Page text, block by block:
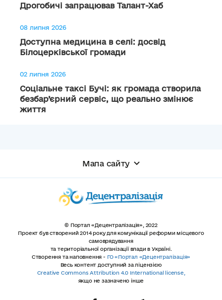
Дрогобичі запрацював Талант-Хаб
08 липня 2026
Доступна медицина в селі: досвід
Білоцерківської громади
02 липня 2026
Соціальне таксі Бучі: як громада створила
безбар’єрний сервіс, що реально змінює
життя
Мапа сайту
© Портал «Децентралізація», 2022
Проект був створений 2014 року для комунікації реформи місцевого
самоврядування
та територіальної організації влади в Україні.
Створення та наповнення - ГО «Портал «Децентралізація»
Весь контент доступний за ліцензією
Creative Commons Attribution 4.0 International license,
якщо не зазначено інше